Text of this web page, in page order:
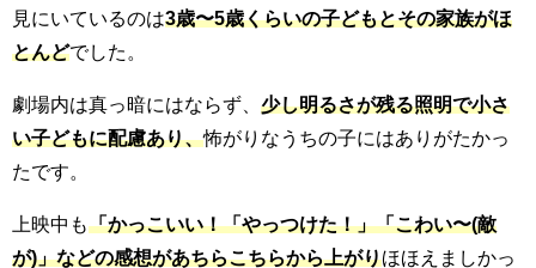
見にいているのは3歳〜5歳くらいの子どもとその家族がほ
とんどでした。
劇場内は真っ暗にはならず、 少し明るさが残る照明で小さ
い子どもに配慮あり、怖がりなうちの子にはありがたかっ
たです。
上映中も「かっこいい！「やっつけた！」「こわい〜(敵
が)」などの感想があちらこちらから上がりほほえましかっ